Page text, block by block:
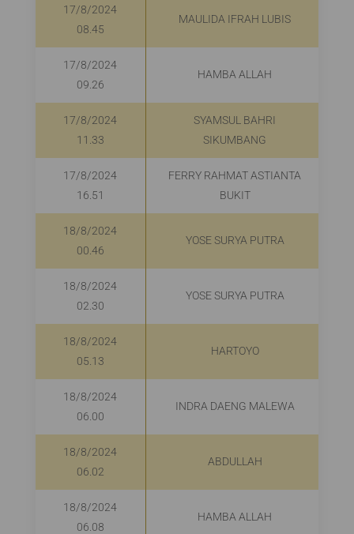
17/8/2024
08.45
MAULIDA IFRAH LUBIS
17/8/2024
09.26
HAMBA ALLAH
17/8/2024
11.33
SYAMSUL BAHRI
SIKUMBANG
17/8/2024
16.51
FERRY RAHMAT ASTIANTA
BUKIT
18/8/2024
00.46
YOSE SURYA PUTRA
18/8/2024
02.30
YOSE SURYA PUTRA
18/8/2024
05.13
HARTOYO
18/8/2024
06.00
INDRA DAENG MALEWA
18/8/2024
06.02
ABDULLAH
18/8/2024
06.08
HAMBA ALLAH